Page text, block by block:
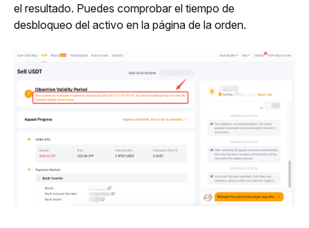
el resultado. Puedes comprobar el tiempo de
desbloqueo del activo en la página de la orden.